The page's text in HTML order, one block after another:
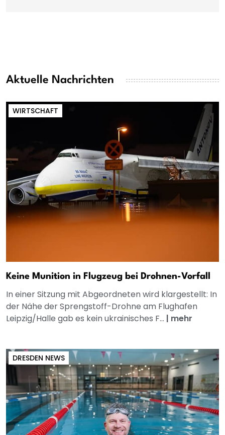
Aktuelle Nachrichten
WIRTSCHAFT
Keine Munition in Flugzeug bei Drohnen-Vorfall
In einer Sitzung mit Abgeordneten wird klargestellt: In
der Nähe der Sprengstoff-Drohne am Flughafen
Leipzig/Halle gab es kein ukrainisches F... | mehr
DRESDEN NEWS